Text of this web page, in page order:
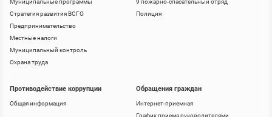
Муниципальные программы
Стратегия развития ВСГО
Предпринимательство
Местные налоги
Муниципальный контроль
Охрана труда
9 пожарно-спасательный отряд
Полиция
Противодействие коррупции
Общая информация
Обращения граждан
Интернет-приемная
График приема руководителями